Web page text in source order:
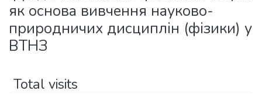
як основа вивчення науково-
природничих дисциплін (фізики) у
ВТНЗ
Total visits